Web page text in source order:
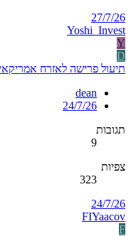
27/7/26
Yoshi_Invest
Y
D
תיעול פרישה לאזרח
dean
24/7/26
תגובות
9
צפיות
323
24/7/26
FIYaacov
F